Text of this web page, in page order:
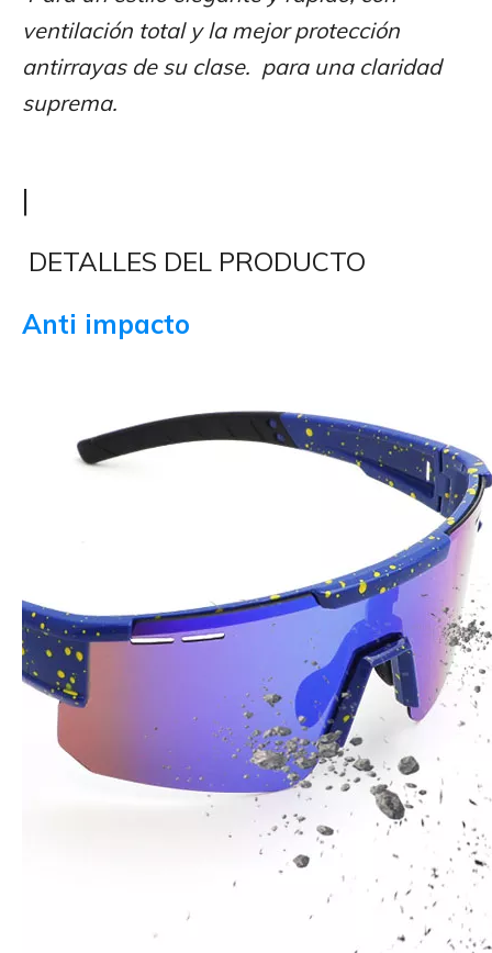
ventilación total y la mejor protección
antirrayas de su clase. para una claridad
suprema.
|
DETALLES DEL PRODUCTO
Anti impacto